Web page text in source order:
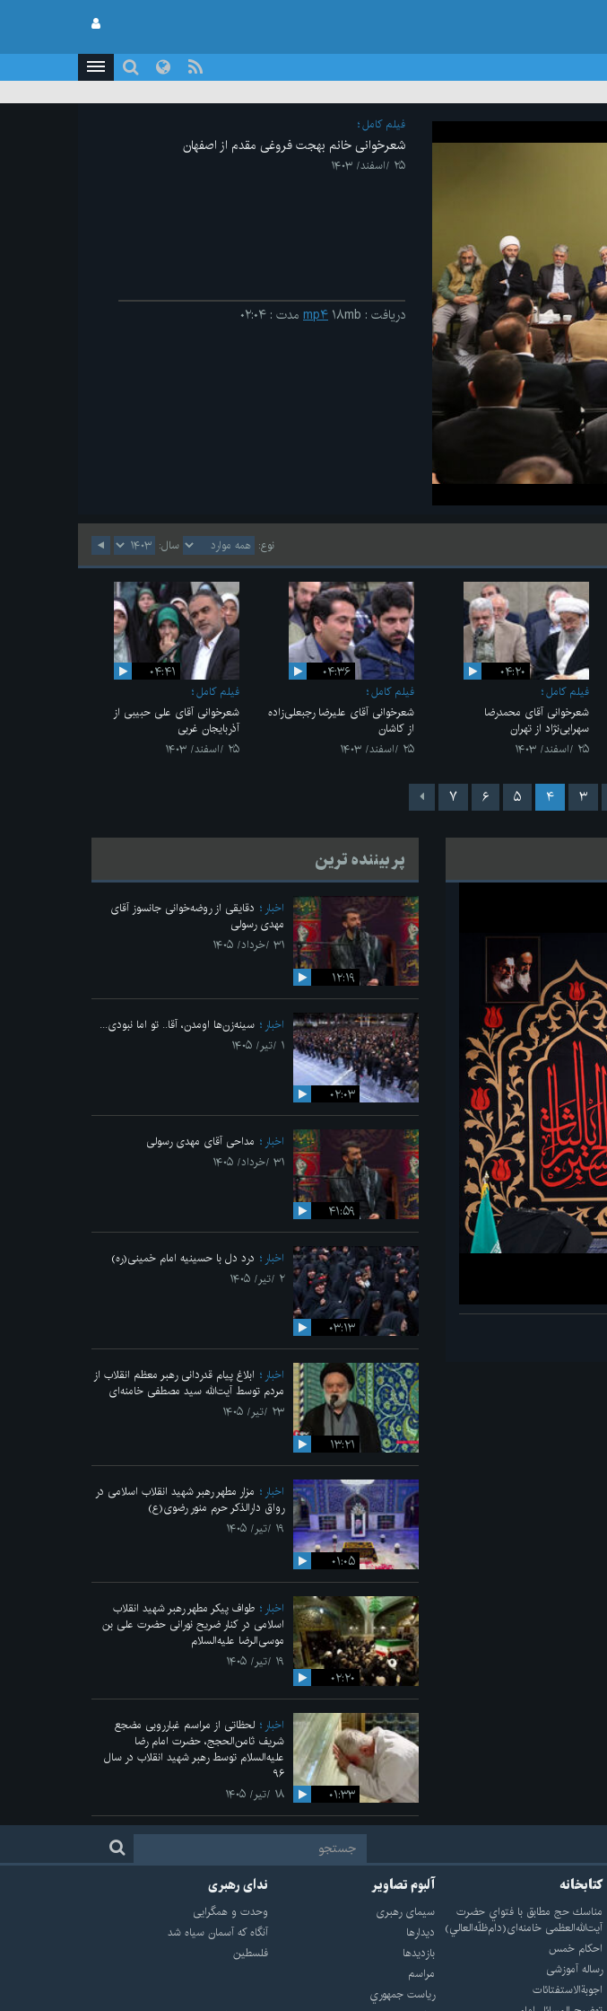
فیلم کامل
شعرخوانی خانم بهجت فروغی مقدم از اصفهان
۲۵ /اسفند/ ۱۴۰۳
دریافت : mp۴ ۱۸mb مدت : ۰۲:۰۴
نوع: سال:
۰۴:۲۰
فیلم کامل
شعرخوانی آقای محمدرضا
سهرابی‌نژاد از تهران
۲۵ /اسفند/ ۱۴۰۳
۰۴:۳۶
فیلم کامل
شعرخوانی آقای علیرضا رجبعلی‌زاده
از کاشان
۲۵ /اسفند/ ۱۴۰۳
۰۴:۴۱
فیلم کامل
شعرخوانی آقای علی حبیبی از
آذربایجان غربی
۲۵ /اسفند/ ۱۴۰۳
۳ ۴ ۵ ۶ ۷
پر بیننده ترین
۱۲:۱۹
اخبار
دقایقی از روضه‌خوانی جانسوز آقای
مهدی رسولی
۳۱ /خرداد/ ۱۴۰۵
۰۲:۰۳
اخبار
سینه‌زن‌ها اومدن،‌ آقا.. تو اما نبودی...
۱ /تیر/ ۱۴۰۵
۴۱:۵۹
اخبار
مداحی آقای مهدی رسولی
۳۱ /خرداد/ ۱۴۰۵
۰۳:۱۳
اخبار
درد دل با حسینیه امام خمینی(ره)
۲ /تیر/ ۱۴۰۵
۱۳:۲۱
اخبار
ابلاغ پیام قدردانی رهبر معظم انقلاب از
مردم توسط آیت‌الله سید مصطفی خامنه‌ای
۲۳ /تیر/ ۱۴۰۵
۰۱:۰۵
اخبار
مزار مطهر رهبر شهید انقلاب اسلامی در
رواق دارالذکر حرم منور رضوی(ع)
۱۹ /تیر/ ۱۴۰۵
۰۲:۲۰
اخبار
طواف پیکر مطهر رهبر شهید انقلاب
اسلامی در کنار ضریح نورانی حضرت علی‌ بن
موسی‌الرضا علیه‌السلام
۱۹ /تیر/ ۱۴۰۵
۰۱:۳۳
اخبار
لحظاتی از مراسم غبارروبی مضجع
شریف ثامن‌الحجج، حضرت امام رضا
علیه‌السلام توسط رهبر شهید انقلاب در سال
۹۶
۱۸ /تیر/ ۱۴۰۵
کتابخانه
مناسك حج مطابق با فتواي حضرت
آيت‌الله‌العظمى خامنه‌اى(دام‌ظلّه‌العالي)
احکام خمس
رساله آموزشی
اجوبة‌الاستفتائات
آلبوم تصاویر
سيماى رهبرى
ديدارها
بازديدها
مراسم
رياست جمهوري
ندای رهبری
وحدت و همگرایی
آنگاه که آسمان سیاه شد
فلسطین